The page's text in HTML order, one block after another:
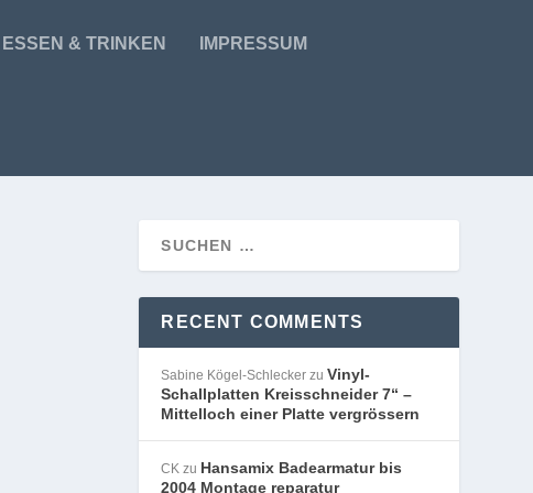
ESSEN & TRINKEN IMPRESSUM
RECENT COMMENTS
Sabine Kögel-Schlecker zuVinyl-
Schallplatten Kreisschneider 7“ –
Mittelloch einer Platte vergrössern
CK zu Hansamix Badearmatur bis
2004 Montage reparatur